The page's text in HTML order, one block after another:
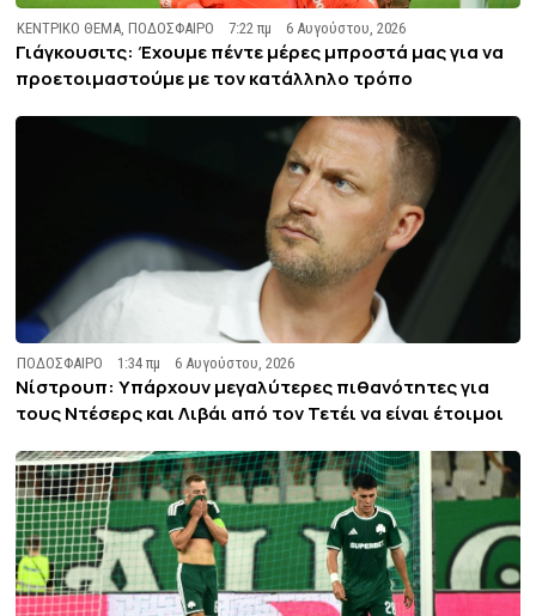
ΚΕΝΤΡΙΚΟ ΘΕΜΑ,ΠΟΔΟΣΦΑΙΡΟ 7:22 πμ 6 Αυγούστου, 2026
Γιάγκουσιτς: Έχουμε πέντε μέρες μπροστά μας για να
προετοιμαστούμε με τον κατάλληλο τρόπο
ΠΟΔΟΣΦΑΙΡΟ 1:34 πμ 6 Αυγούστου, 2026
Νίστρουπ: Υπάρχουν μεγαλύτερες πιθανότητες για
τους Ντέσερς και Λιβάι από τον Τετέι να είναι έτοιμοι